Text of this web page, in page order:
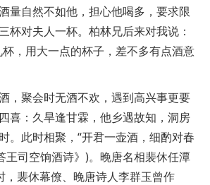
量自然不如他，担心他喝多，要求限
杯对夫人一杯。柏林兄后来对我说：
，用大一点的杯子，差不多有点酒意
，聚会时无酒不欢，遇到高兴事更要
喜：久旱逢甘霖，他乡遇故知，洞房
。此时相聚，“开君一壶酒，细酌对春
王司空饷酒诗》)。晚唐名相裴休任潭
，裴休幕僚、晚唐诗人李群玉曾作